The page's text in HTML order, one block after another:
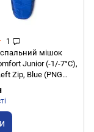
1
мішок
Junior (-1/-7°C),
Zip, Blue (PNG